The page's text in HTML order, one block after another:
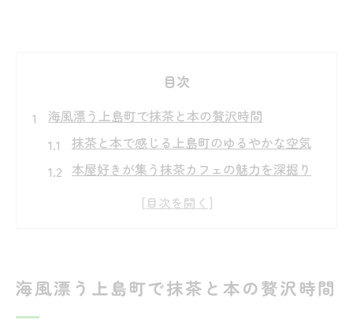
目次
海風漂う上島町で抹茶と本の贅沢時間
抹茶と本で感じる上島町のゆるやかな空気
本屋好きが集う抹茶カフェの魅力を深掘り
上島町カフェで味わう贅沢な読書のひとと
読書好き必見、島カフェで味わう抹茶体験
海風漂う上島町で抹茶と本の贅沢時間